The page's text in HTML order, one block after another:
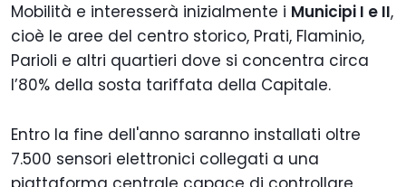
Mobilità e interesserà inizialmente i Municipi I e II,
cioè le aree del centro storico, Prati, Flaminio,
Parioli e altri quartieri dove si concentra circa
l’80% della sosta tariffata della Capitale.
Entro la fine dell'anno saranno installati oltre
7.500 sensori elettronici collegati a una